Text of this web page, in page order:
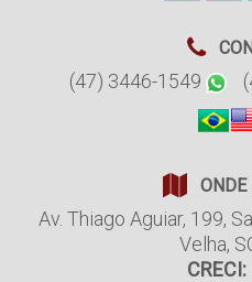
(47) 3446-1549
ONDE
Av. Thiago Aguiar, 199,
Velha,